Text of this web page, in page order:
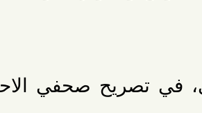
في تصريح صحفي